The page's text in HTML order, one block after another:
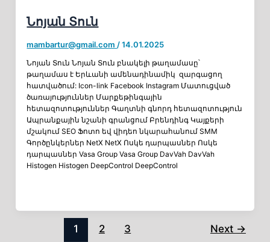
Նոյան Տուն
mambartur@gmail.com /14.01.2025
Նոյան Տուն Նոյան Տուն բնակելի թաղամասը՝
թաղամաս է Երևանի ամենադինամիկ զարգացող
հատվածում: Icon-link Facebook Instagram Մատուցված
ծառայություններ Մարքեթինգային
հետազոտություններ Գաղտնի գնորդ հետազոտություն
Ապրանքային նշանի գրանցում Բրենդինգ Կայքերի
մշակում SEO Ֆոտո եվ վիդեո նկարահանում SMM
Գործընկերներ NetX NetX Ոսկե դարպասներ Ոսկե
դարպասներ Vasa Group Vasa Group DavVah DavVah
Histogen Histogen DeepControl DeepControl
1 2 3 Next →